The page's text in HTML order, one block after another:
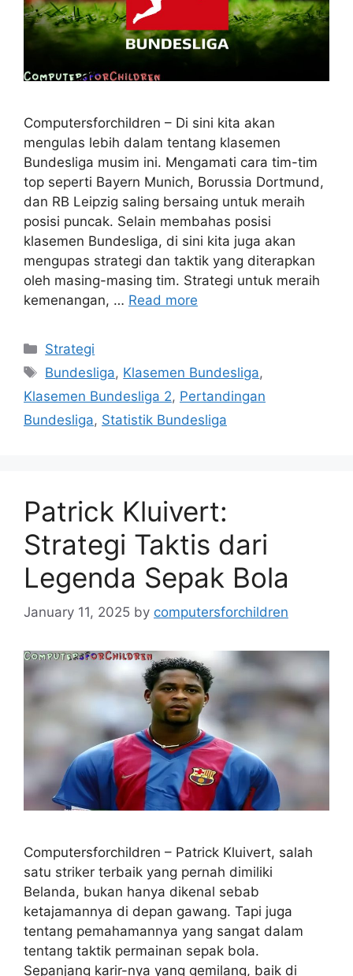
Computersforchildren – Di sini kita akan
mengulas lebih dalam tentang klasemen
Bundesliga musim ini. Mengamati cara tim-tim
top seperti Bayern Munich, Borussia Dortmund,
dan RB Leipzig saling bersaing untuk meraih
posisi puncak. Selain membahas posisi
klasemen Bundesliga, di sini kita juga akan
mengupas strategi dan taktik yang diterapkan
oleh masing-masing tim. Strategi untuk meraih
kemenangan, … Read more
Categories
Strategi
Tags
Bundesliga, Klasemen Bundesliga,
Klasemen Bundesliga 2, Pertandingan
Bundesliga, Statistik Bundesliga
Patrick Kluivert:
Strategi Taktis dari
Legenda Sepak Bola
January 11, 2025 by computersforchildren
Computersforchildren – Patrick Kluivert, salah
satu striker terbaik yang pernah dimiliki
Belanda, bukan hanya dikenal sebab
ketajamannya di depan gawang. Tapi juga
tentang pemahamannya yang sangat dalam
tentang taktik permainan sepak bola.
Sepanjang karir-nya yang gemilang, baik di